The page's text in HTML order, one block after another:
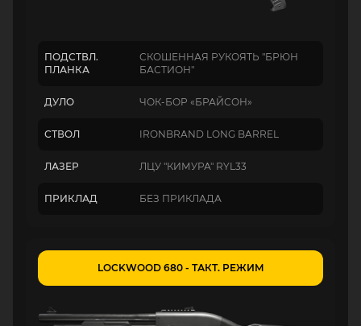
ПОДСТВЛ.
ПЛАНКА
СКОШЕННАЯ РУКОЯТЬ "БРЮН
БАСТИОН"
ДУЛО ЧОК-БОР «БРАЙСОН»
СТВОЛ IRONBRAND LONG BARREL
ЛАЗЕР ЛЦУ "КИМУРА" RYL33
ПРИКЛАД БЕЗ ПРИКЛАДА
LOCKWOOD 680 - ТАКТ. РЕЖИМ